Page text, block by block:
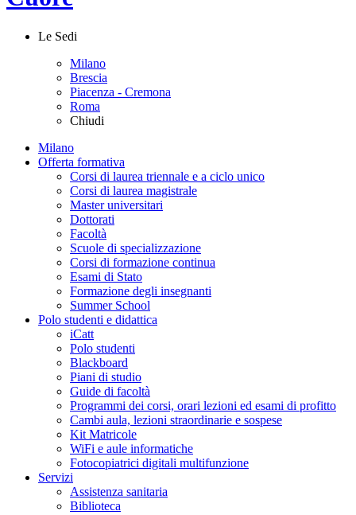
Le Sedi
Milano
Brescia
Piacenza - Cremona
Roma
Chiudi
Milano
Offerta formativa
Corsi di laurea triennale e a ciclo unico
Corsi di laurea magistrale
Master universitari
Dottorati
Facoltà
Scuole di specializzazione
Corsi di formazione continua
Esami di Stato
Formazione degli insegnanti
Summer School
Polo studenti e didattica
iCatt
Polo studenti
Blackboard
Piani di studio
Guide di facoltà
Programmi dei corsi, orari lezioni ed esami di profitto
Cambi aula, lezioni straordinarie e sospese
Kit Matricole
WiFi e aule informatiche
Fotocopiatrici digitali multifunzione
Servizi
Assistenza sanitaria
Biblioteca